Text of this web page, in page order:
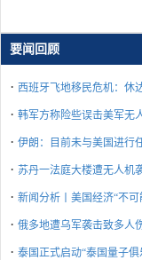
要闻回顾
· 西班牙飞地移民危机：休
· 韩军方称险些误击美军无
· 伊朗：目前未与美国进行
· 苏丹一法庭大楼遭无人机
· 新闻分析丨美国经济“不
· 俄多地遭乌军袭击致多人
· 泰国正式启动“泰国量子俱